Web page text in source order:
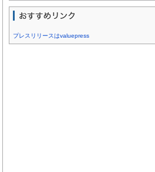
プレスリリースはvaluepress